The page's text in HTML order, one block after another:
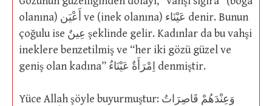
olanına) أَعْيَن ve (inek olanına) عَيْنَاء denir. Bunun
çoğulu ise عِينٌ şeklinde gelir. Kadınlar da bu vahşi
ineklere benzetilmiş ve “her iki gözü güzel ve
geniş olan kadına” اِمْرَأَةٌ عَيْنَاءُ denmiştir.
Yüce Allah şöyle buyurmuştur: وَعِنْدَهُمْ قَاصِرَاتُ